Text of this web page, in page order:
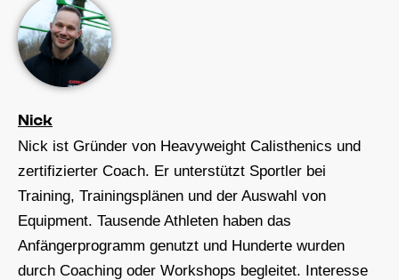
Nick
Nick ist Gründer von Heavyweight Calisthenics und
zertifizierter Coach. Er unterstützt Sportler bei
Training, Trainingsplänen und der Auswahl von
Equipment. Tausende Athleten haben das
Anfängerprogramm genutzt und Hunderte wurden
durch Coaching oder Workshops begleitet. Interesse